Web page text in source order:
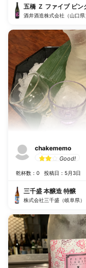
五橋 Ｚ ファイブ ピ
酒井酒造株式会社（山口県
chakememo
Good!
乾杯数：0 投稿日：5月3日
三千盛 本醸造 特醸
株式会社三千盛（岐阜県）